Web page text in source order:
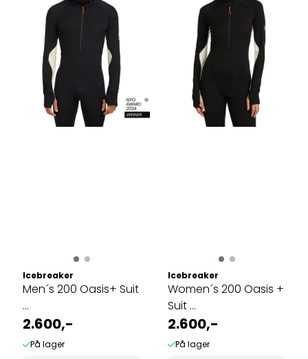
Icebreaker
Men´s 200 Oasis+ Suit
...
2.600,-
På lager
Icebreaker
Women´s 200 Oasis +
Suit ...
2.600,-
På lager